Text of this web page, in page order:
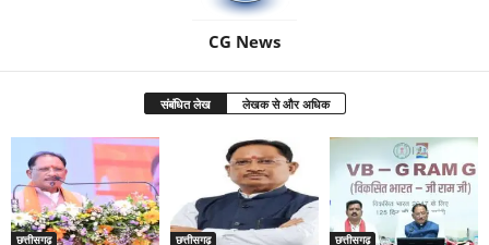
CG News
संबंधित लेख लेखक से और अधिक
छत्तीसगढ़ छत्तीसगढ़ छत्तीसगढ़